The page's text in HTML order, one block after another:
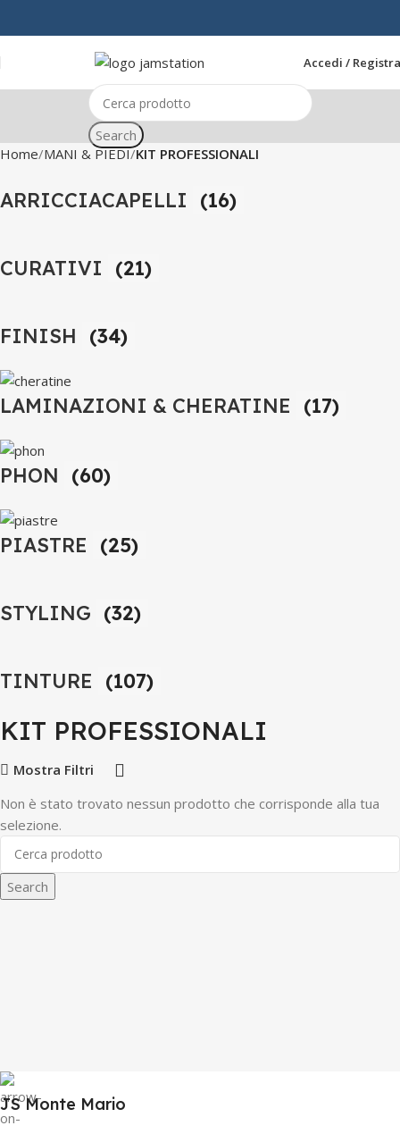
Accedi /
Search
Home MANI & PIEDI KIT PROFESSIONALI
ARRICCIACAPELLI (16)
CURATIVI (21)
FINISH (34)
LAMINAZIONI & CHERATINE (17)
PHON (60)
PIASTRE (25)
STYLING (32)
TINTURE (107)
KIT PROFESSIONALI
Mostra Filtri
Non è stato trovato nessun prodotto che corrisponde alla tua
selezione.
Search
JS Monte Mario